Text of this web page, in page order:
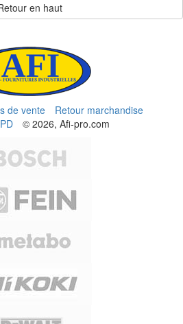
en haut
de vente
Retour marchandise
© 2026, Afi-pro.com